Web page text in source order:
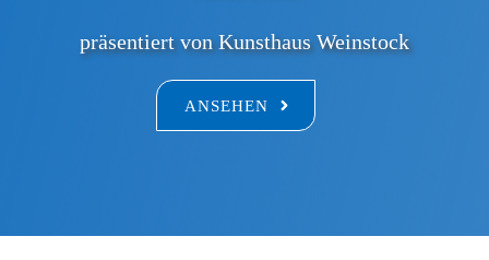
präsentiert von Kunsthaus Weinstock
ANSEHEN